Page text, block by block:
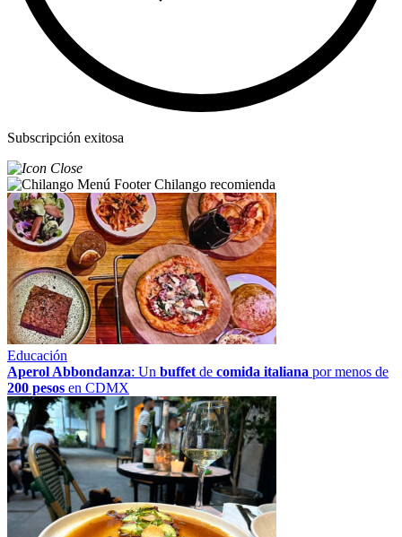
Subscripción exitosa
Chilango recomienda
Educación
Aperol Abbondanza: Un buffet de comida italiana por menos de
200 pesos en CDMX